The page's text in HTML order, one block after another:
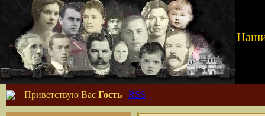
Приветствую Вас Гость| RSS